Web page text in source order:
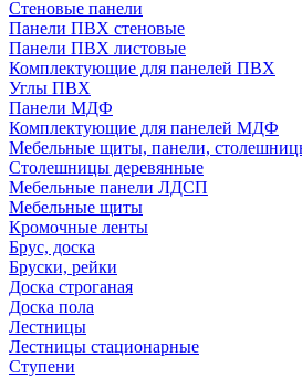
Стеновые панели
Панели ПВХ стеновые
Панели ПВХ листовые
Комплектующие для панелей ПВХ
Углы ПВХ
Панели МДФ
Комплектующие для панелей МДФ
Мебельные щиты, панели,
Столешницы деревянные
Мебельные панели ЛДСП
Мебельные щиты
Кромочные ленты
Брус, доска
Бруски, рейки
Доска строганая
Доска пола
Лестницы
Лестницы стационарные
Ступени